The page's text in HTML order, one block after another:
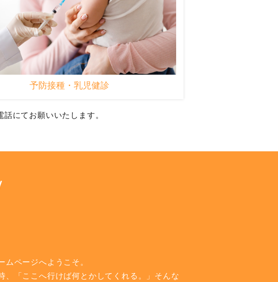
予防接種・乳児健診
話にてお願いいたします。
ムページへようこそ。
、「ここへ行けば何とかしてくれる。」そんな